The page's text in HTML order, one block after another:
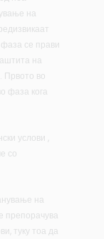
на
се прави
на
Првото во
фаза кога
услови ,
со
на
препорачува
туку тоа да